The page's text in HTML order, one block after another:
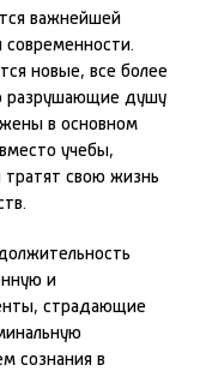
важнейшей
новые, все более
разрушающие душу
в основном
учебы,
тратят свою жизнь
и
страдающие
сознания в